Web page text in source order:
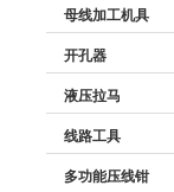
母线加工机具
开孔器
液压拉马
线路工具
多功能压线钳